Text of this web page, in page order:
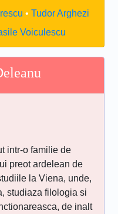
Tudor Arghezi
Voiculescu
intr-o familie de
preot ardelean de
la Viena, unde,
studiaza filologia si
de inalt